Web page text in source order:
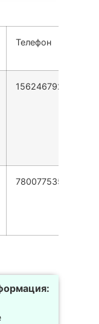
Телефон
156246792150203
78007753553